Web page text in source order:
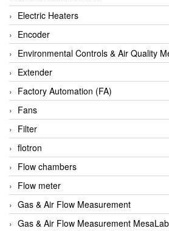
Antico pumps
Anybus/ HMS
AOBEN
Apex Dynamics Vietnam
Apex Dynamics Vietnam
Apiste
APLISENS VietNam
Apollo Fire
Appleton
AQ Matic
Aqualabo Vietnam
Aquametro
Electric Heaters
Encoder
Environmental Controls & Air Quality
Extender
Factory Automation (FA)
Fans
Filter
flotron
Flow chambers
Flow meter
Gas & Air Flow Measurement
Gas & Air Flow Measurement